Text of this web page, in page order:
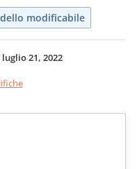
modificabile
luglio 21, 2022